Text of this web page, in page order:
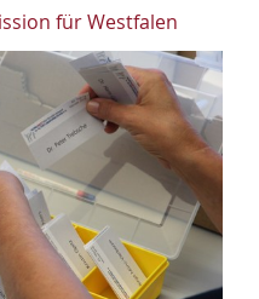
für Westfalen